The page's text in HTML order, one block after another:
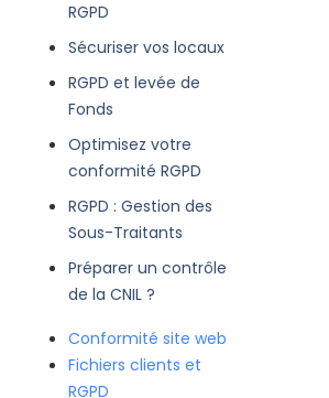
RGPD
Sécuriser vos locaux
RGPD et levée de
Fonds
Optimisez votre
conformité RGPD
RGPD : Gestion des
Sous-Traitants
Préparer un contrôle
de la CNIL ?
Conformité site web
Fichiers clients et
RGPD